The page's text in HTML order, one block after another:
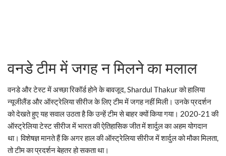
वनडे टीम में जगह न मिलने का मलाल
वनडे और टेस्ट में अच्छा रिकॉर्ड होने के बावजूद, Shardul Thakur को हालिया
न्यूजीलैंड और ऑस्ट्रेलिया सीरीज के लिए टीम में जगह नहीं मिली। उनके प्रदर्शन
को देखते हुए यह सवाल उठता है कि उन्हें टीम से बाहर क्यों किया गया। 2020-21 की
ऑस्ट्रेलिया टेस्ट सीरीज में भारत की ऐतिहासिक जीत में शार्दुल का अहम योगदान
था। विशेषज्ञ मानते हैं कि अगर हाल की ऑस्ट्रेलिया सीरीज में शार्दुल को मौका मिलता,
तो टीम का प्रदर्शन बेहतर हो सकता था।